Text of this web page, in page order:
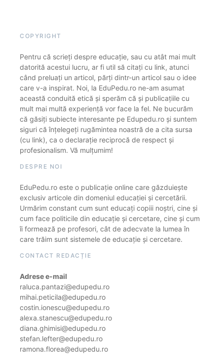
COPYRIGHT
Pentru că scrieți despre educație, sau cu atât mai mult
datorită acestui lucru, ar fi util să citați cu link, atunci
când preluați un articol, părți dintr-un articol sau o idee
care v-a inspirat. Noi, la EduPedu.ro ne-am asumat
această conduită etică și sperăm că și publicațiile cu
mult mai multă experiență vor face la fel. Ne bucurăm
că găsiți subiecte interesante pe Edupedu.ro și suntem
siguri că înțelegeți rugămintea noastră de a cita sursa
(cu link), ca o declarație reciprocă de respect și
profesionalism. Vă mulțumim!
DESPRE NOI
EduPedu.ro este o publicație online care găzduiește
exclusiv articole din domeniul educației și cercetării.
Urmărim constant cum sunt educați copiii noștri, cine și
cum face politicile din educație și cercetare, cine și cum
îi formează pe profesori, cât de adecvate la lumea în
care trăim sunt sistemele de educație și cercetare.
CONTACT REDACȚIE
Adrese e-mail
raluca.pantazi@edupedu.ro
mihai.peticila@edupedu.ro
costin.ionescu@edupedu.ro
alexa.stanescu@edupedu.ro
diana.ghimisi@edupedu.ro
stefan.lefter@edupedu.ro
ramona.florea@edupedu.ro